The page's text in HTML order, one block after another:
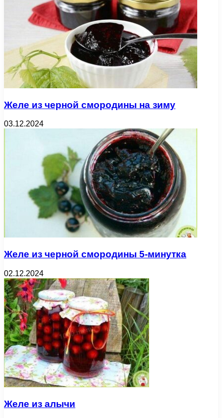
Желе из черной смородины на зиму
03.12.2024
Желе из черной смородины 5-минутка
02.12.2024
Желе из алычи